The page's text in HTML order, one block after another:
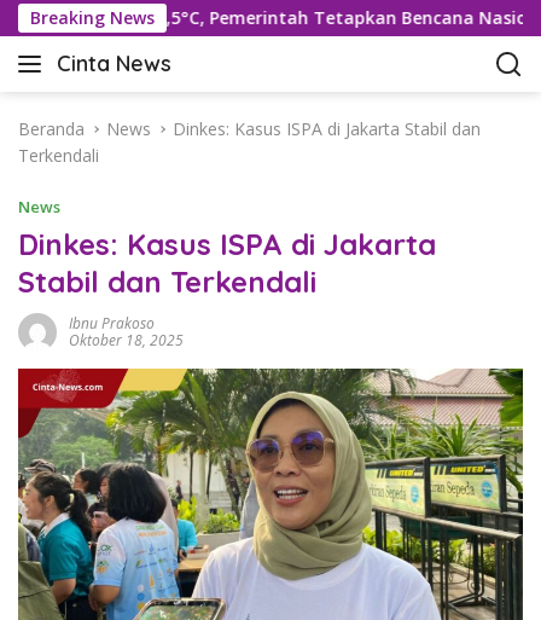
a
Breaking News
Rekor 42,5°C, Pemerintah Tetapkan Bencana Nasional
Cinta News
C
n
t
N
e
w
s
K
a
b
a
r
T
e
r
k
i
n
Beranda News
Dinkes: Kasus ISPA di Jakarta Stabil dan
Terkendali
News
Dinkes: Kasus ISPA di Jakarta
Stabil dan Terkendali
Ibnu Prakoso
Oktober 18, 2025